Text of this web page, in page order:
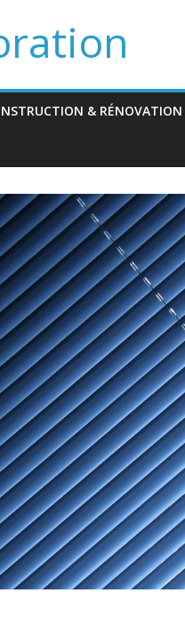
& RÉNOVATION